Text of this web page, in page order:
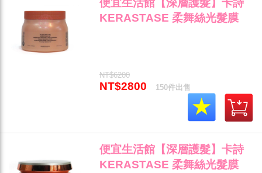
便宜生活館【深層護髮】卡詩
KERASTASE 柔舞絲光髮膜
NT$6200
NT$2800 150件出售
便宜生活館【深層護髮】卡詩
KERASTASE 柔舞絲光髮膜